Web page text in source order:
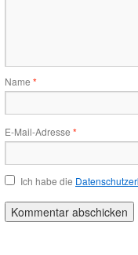
Name *
E-Mail-Adresse *
Ich habe die